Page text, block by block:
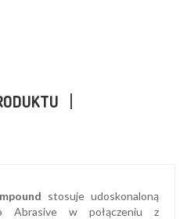
stosuje udoskonaloną
Abrasive w połączeniu z